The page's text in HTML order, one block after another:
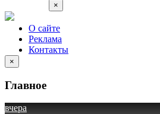
×
О сайте
Реклама
Контакты
×
Главное
вчера